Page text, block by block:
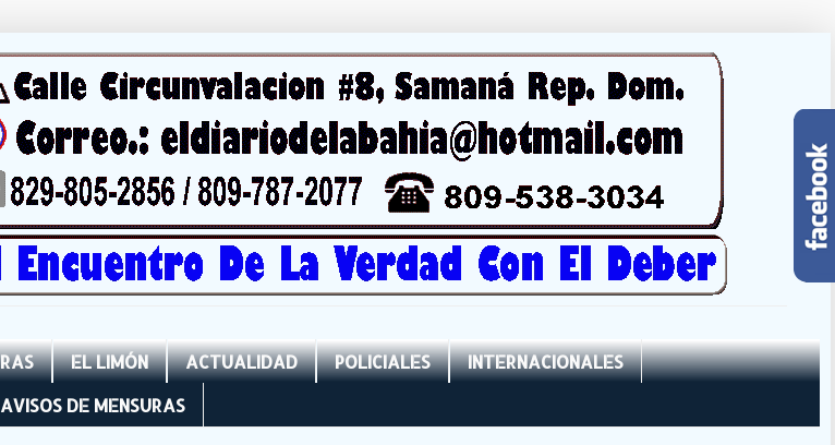
EL LIMÓN ACTUALIDAD POLICIALES
INTERNACIONALES
AVISOS DE MENSURAS